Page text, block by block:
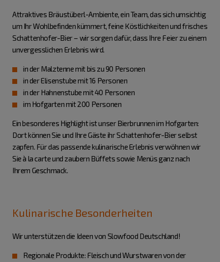
Attraktives Bräustüberl-Ambiente, ein Team, das sich umsichtig
um Ihr Wohlbefinden kümmert, feine Köstlichkeiten und frisches
Schattenhofer-Bier – wir sorgen dafür, dass Ihre Feier zu einem
unvergesslichen Erlebnis wird.
in der Malztenne mit bis zu 90 Personen
in der Elisenstube mit 16 Personen
in der Hahnenstube mit 40 Personen
im Hofgarten mit 200 Personen
Ein besonderes Highlight ist unser Bierbrunnen im Hofgarten:
Dort können Sie und Ihre Gäste ihr Schattenhofer-Bier selbst
zapfen. Für das passende kulinarische Erlebnis verwöhnen wir
Sie à la carte und zaubern Büffets sowie Menüs ganz nach
Ihrem Geschmack.
Kulinarische Besonderheiten
Wir unterstützen die Ideen von Slowfood Deutschland!
Regionale Produkte: Fleisch und Wurstwaren von der